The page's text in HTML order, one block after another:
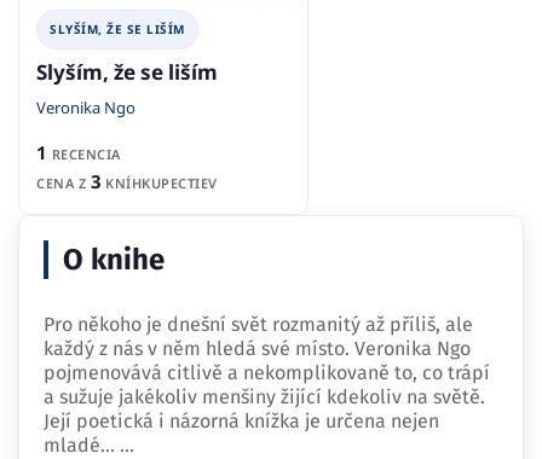
SLYŠÍM, ŽE SE LIŠÍM
Slyším, že se liším
Veronika Ngo
1 RECENCIA
CENA Z 3 KNÍHKUPECTIEV
O knihe
Pro někoho je dnešní svět rozmanitý až příliš, ale
každý z nás v něm hledá své místo. Veronika Ngo
pojmenovává citlivě a nekomplikovaně to, co trápí
a sužuje jakékoliv menšiny žijící kdekoliv na světě.
Její poetická i názorná knížka je určena nejen
mladé… ...